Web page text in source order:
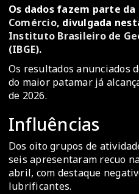
Os dados fazem parte da
Comércio, divulgada
Instituto Brasileiro de
(IBGE).
Os resultados anunciados
do maior patamar já
de 2026.
Influências
Dos oito grupos de
seis apresentaram recuo
abril, com destaque
lubrificantes.